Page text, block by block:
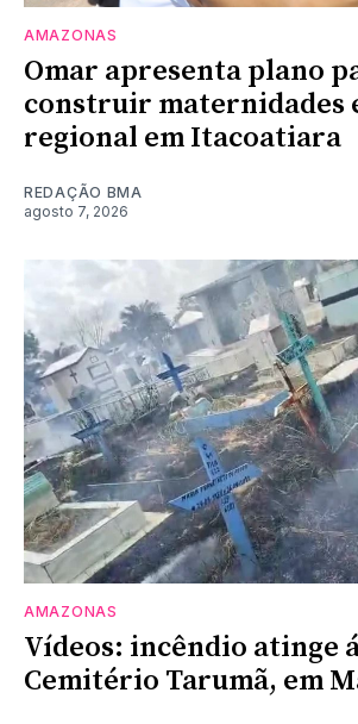
AMAZONAS
Omar apresenta plano
construir maternidades
regional em Itacoatiara
REDAÇÃO BMA
agosto 7, 2026
AMAZONAS
Vídeos: incêndio atinge
Cemitério Tarumã, em